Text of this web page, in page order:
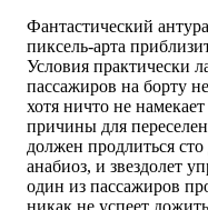
Фантастический
пиксель-арта
Условия практически
пассажиров на борту
хотя ничто не
причины для
должен продлиться
анабиоз, и звездолет
один из пассажиров